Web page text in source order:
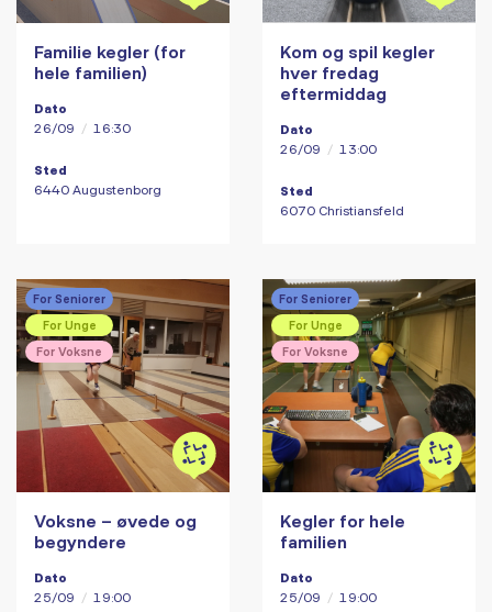
Familie kegler (for
hele familien)
Dato
26/09 / 16:30
Sted
6440 Augustenborg
Kom og spil kegler
hver fredag
eftermiddag
Dato
26/09 / 13:00
Sted
6070 Christiansfeld
For Seniorer
For Unge
For Voksne
Voksne – øvede og
begyndere
Dato
25/09 / 19:00
For Seniorer
For Unge
For Voksne
Kegler for hele
familien
Dato
25/09 / 19:00